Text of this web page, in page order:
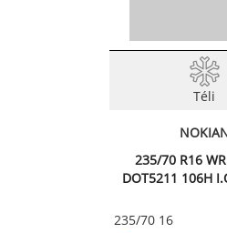
Téli
235/70 R16
DOT5211 106H
235/70 16